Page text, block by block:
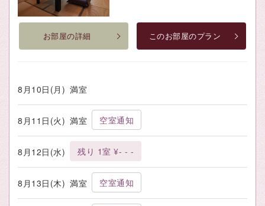
お部屋の詳細 このお部屋のプラン
8月10日(月) 満室
8月11日(火) 満室 空室通知
8月12日(水) 残り 1室 ¥- - -
8月13日(木) 満室 空室通知